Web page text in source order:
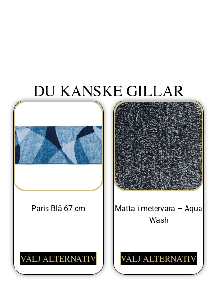
Paris Blå 67 cm
VÄLJ ALTERNATIV
Matta i metervara – Aqua
Wash
VÄLJ ALTERNATIV
DU KANSKE GILLAR